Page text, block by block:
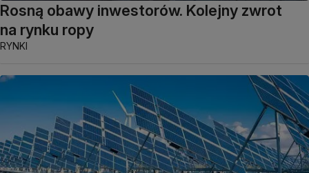
Rosną obawy inwestorów. Kolejny zwrot
na rynku ropy
RYNKI